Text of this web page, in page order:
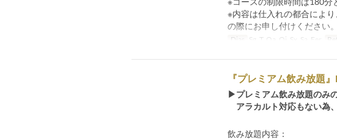
※内容は仕入れの都合によ
の際にお申し付けください。
Dias Sg, T, Qa, Qi, Sx, Sa, Fer
『プレミアム飲み放題
▶プレミアム飲み放題のみ
アラカルト対応もない為
飲み放題内容：